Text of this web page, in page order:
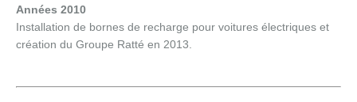
Années 2010
Installation de bornes de recharge pour voitures électriques et
création du Groupe Ratté en 2013.